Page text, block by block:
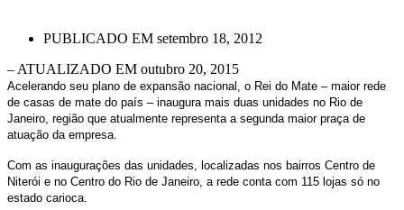
PUBLICADO EM setembro 18, 2012
– ATUALIZADO EM outubro 20, 2015
Acelerando seu plano de expansão nacional, o Rei do Mate – maior rede
de casas de mate do país – inaugura mais duas unidades no Rio de
Janeiro, região que atualmente representa a segunda maior praça de
atuação da empresa.
Com as inaugurações das unidades, localizadas nos bairros Centro de
Niterói e no Centro do Rio de Janeiro, a rede conta com 115 lojas só no
estado carioca.